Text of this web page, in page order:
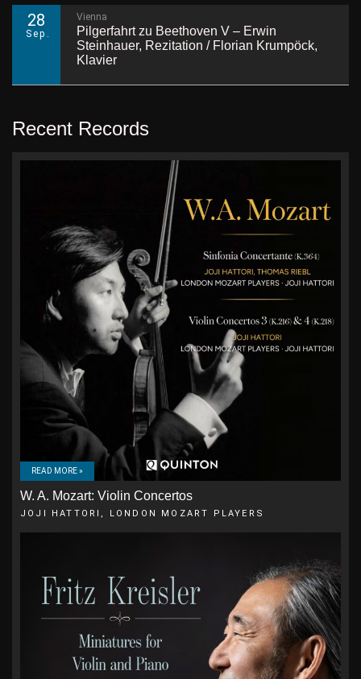
28
Sep.
Vienna
Pilgerfahrt zu Beethoven V – Erwin
Steinhauer, Rezitation / Florian Krumpöck,
Klavier
Recent Records
READ MORE »
W. A. Mozart: Violin Concertos
JOJI HATTORI, LONDON MOZART PLAYERS